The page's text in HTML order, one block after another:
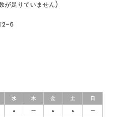
が足りていません)
2-6
水 木 金 土
日
● ー ● ●
ー